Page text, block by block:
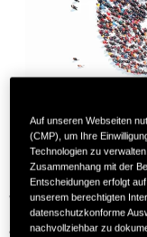
Wie in jedem Jahr
ganz im Zeichen der
Auf unseren Webseiten
(CMP), um Ihre
Technologien zu
Zusammenhang mit der
Entscheidungen erfolgt
unserem berechtigten
datenschutzkonforme
nachvollziehbar zu